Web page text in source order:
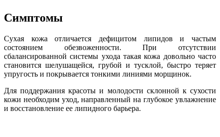
Симптомы
Сухая кожа отличается дефицитом липидов и частым
состоянием обезвоженности. При отсутствии
сбалансированной системы ухода такая кожа довольно часто
становится шелушащейся, грубой и тусклой, быстро теряет
упругость и покрывается тонкими линиями морщинок.
Для поддержания красоты и молодости склонной к сухости
кожи необходим уход, направленный на глубокое увлажнение
и восстановление ее липидного барьера.